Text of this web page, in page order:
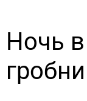
Ночь